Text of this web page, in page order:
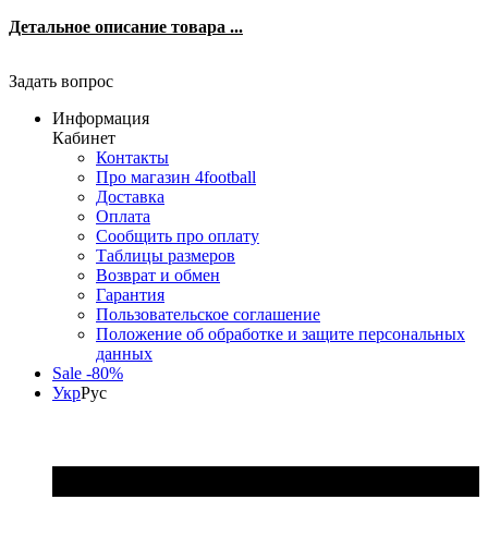
Детальное описание товара ...
Задать вопрос
Информация
Кабинет
Контакты
Про магазин 4football
Доставка
Оплата
Сообщить про оплату
Таблицы размеров
Возврат и обмен
Гарантия
Пользовательское соглашение
Положение об обработке и защите персональных
данных
Sale -80%
УкрРус